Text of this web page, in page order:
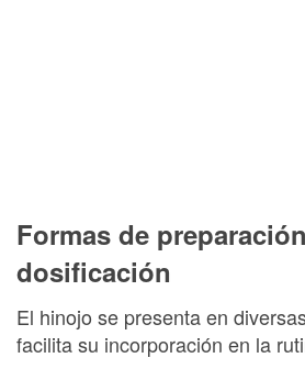
Formas de
dosificación
El hinojo se presenta en
facilita su incorporación en la